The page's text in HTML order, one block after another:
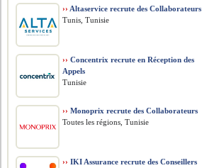
›› Altaservice recrute des Collaborateurs
Tunis, Tunisie
›› Concentrix recrute en Réception des
Appels
Tunisie
›› Monoprix recrute des Collaborateurs
Toutes les régions, Tunisie
›› IKI Assurance recrute des Conseillers